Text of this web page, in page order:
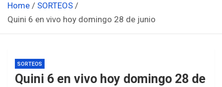
Home
SORTEOS
Quini 6 en vivo hoy domingo 28 de junio
SORTEOS
Quini 6 en vivo hoy domingo 28 de